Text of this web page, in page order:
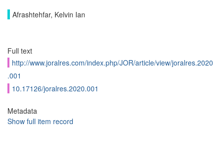
Afrashtehfar, Kelvin Ian
Full text
http://www.joralres.com/index.php/JOR/article/view/joralres.2020
.001
10.17126/joralres.2020.001
Metadata
Show full item record